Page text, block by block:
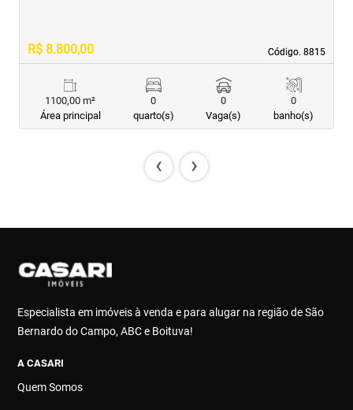
Código. 8815
Código. 8815
R$ 8.800,00
1100,00 m²
Área principal
0
quarto(s)
0
Vaga(s)
0
banho(s)
‹ ›
Especialista em imóveis à venda e para alugar na região de São
Bernardo do Campo, ABC e Boituva!
A CASARI
Quem Somos